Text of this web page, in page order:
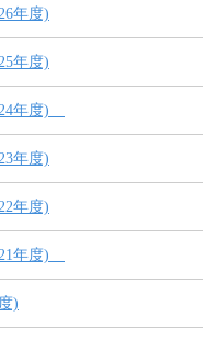
年度)
年度)
年度)
年度)
年度)
年度)
)